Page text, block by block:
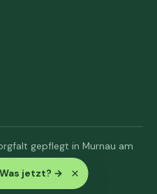
jetzt? → ×
gepflegt in Murnau am